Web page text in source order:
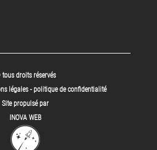
droits réservés
légales -politique de confidentialité
Site propulsé par
INOVA WEB